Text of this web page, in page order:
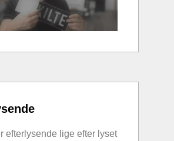
efterlysende lige efter lyset